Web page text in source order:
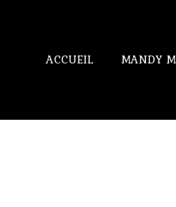
ACCUEIL MANDY